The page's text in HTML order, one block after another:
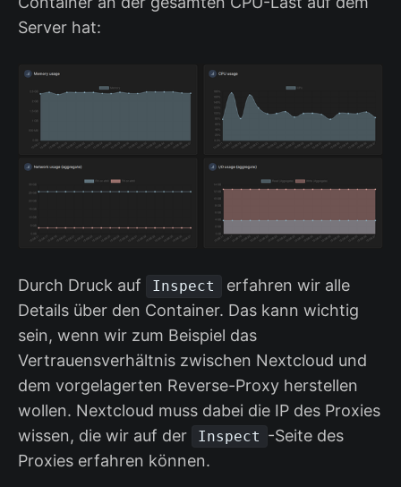
Server hat:
Durch Druck auf Inspect
erfahren wir alle
Details über den Container. Das kann wichtig
sein, wenn wir zum Beispiel das
Vertrauensverhältnis zwischen Nextcloud und
dem vorgelagerten Reverse-Proxy herstellen
wollen. Nextcloud muss dabei die IP des Proxies
wissen, die wir auf der
Inspect -Seite des
Proxies erfahren können.